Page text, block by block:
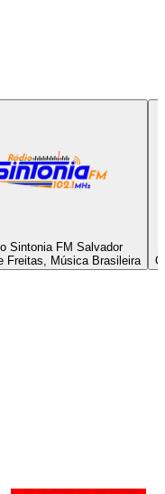
Sintonia FM Salvador
Freitas, Música Brasileira